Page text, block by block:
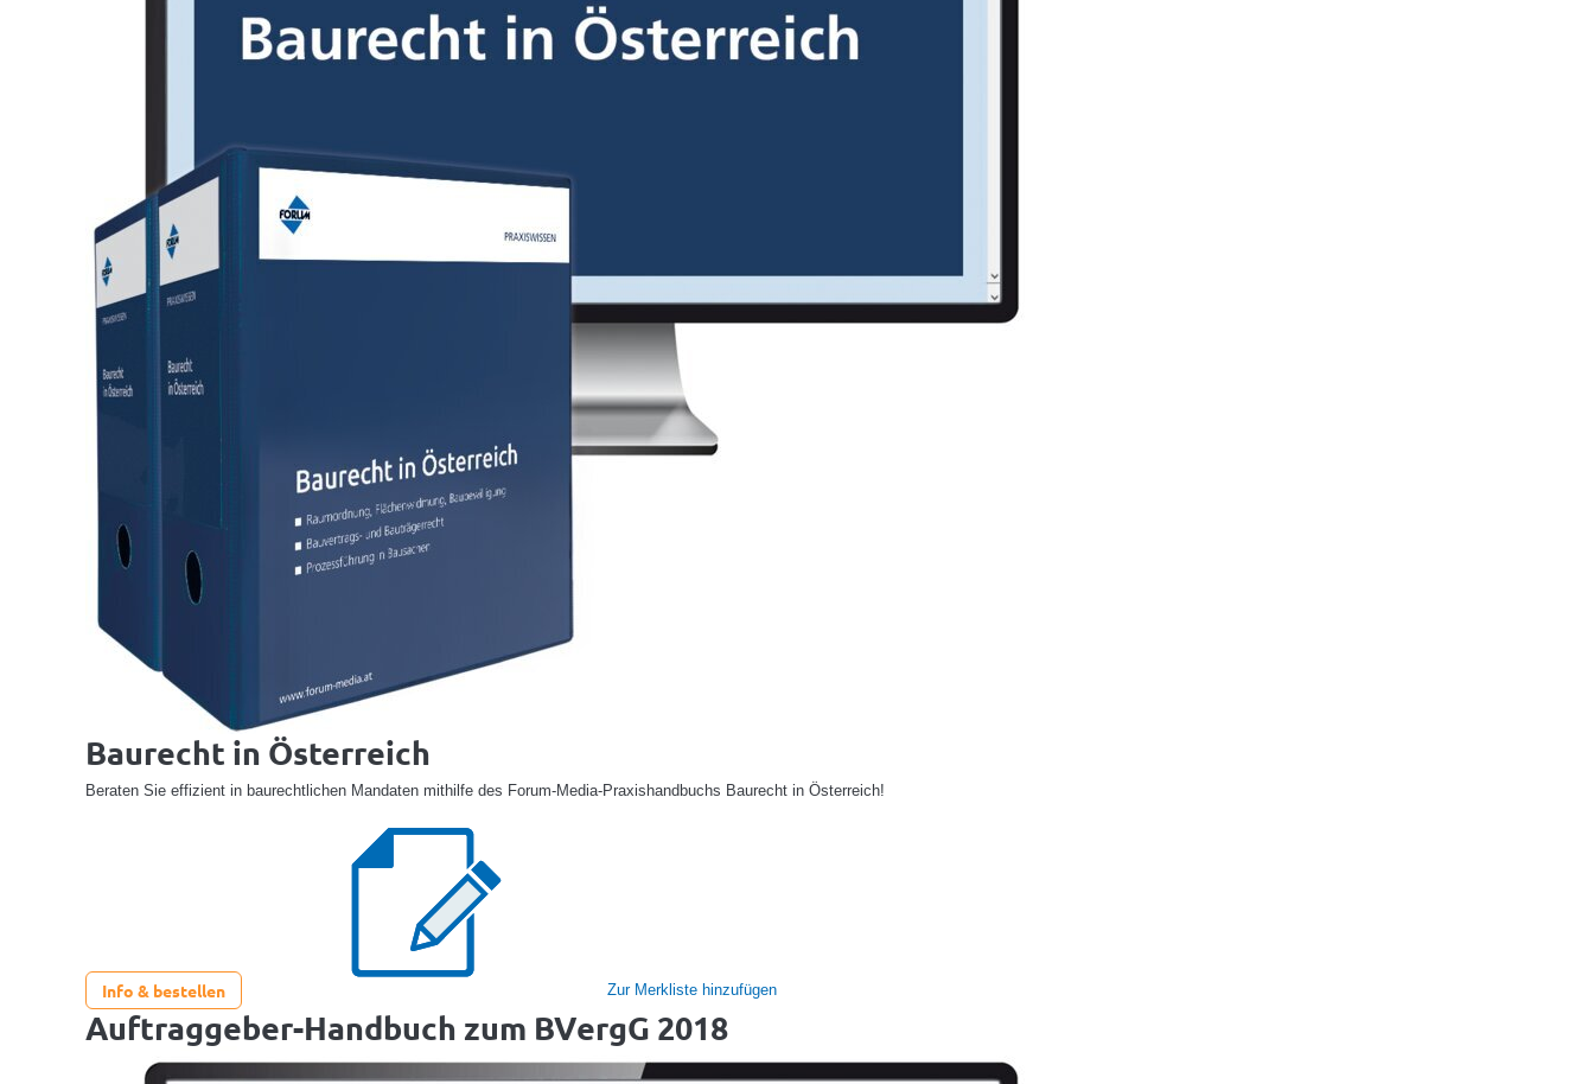
Baurecht in Österreich
Beraten Sie effizient in baurechtlichen Mandaten mithilfe des Forum-Media-Praxishandbuchs Baurecht in Österreich!
Info & bestellen Zur Merkliste hinzufügen
Auftraggeber-Handbuch zum BVergG 2018